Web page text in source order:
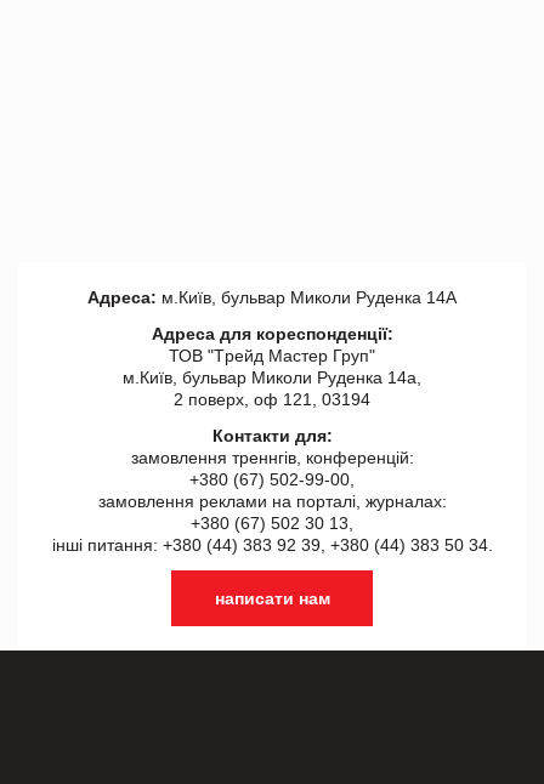
Адреса: м.Київ, бульвар Миколи Руденка 14А
Адреса для кореспонденції:
ТОВ "Tрейд Мастер Груп"
м.Київ, бульвар Миколи Руденка 14а,
2 поверх, оф 121, 03194
Контакти для:
замовлення треннгів, конференцій:
+380 (67) 502-99-00,
замовлення реклами на порталі, журналах:
+380 (67) 502 30 13,
інші питання: +380 (44) 383 92 39, +380 (44) 383 50 34.
написати нам